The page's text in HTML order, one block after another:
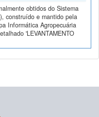
obtidos do Sistema
construído e mantido pela
Informática Agropecuária
'LEVANTAMENTO